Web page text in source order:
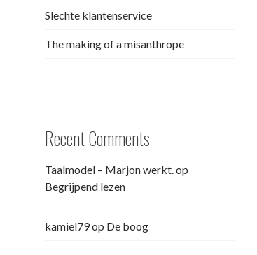
Slechte klantenservice
The making of a misanthrope
Recent Comments
Taalmodel – Marjon werkt.op
Begrijpend lezen
kamiel79op De boog